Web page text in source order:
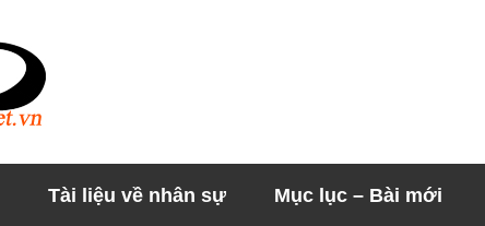
Tài liệu về nhân sự Mục lục – Bài mới